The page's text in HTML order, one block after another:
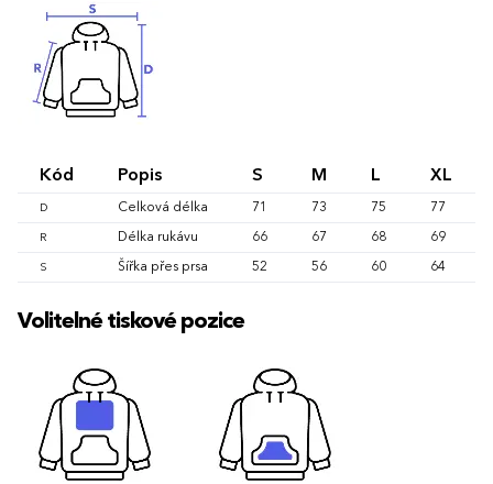
Kód Popis S M L XL
D Celková délka 71 73 75 77
R Délka rukávu 66 67 68 69
S Šířka přes prsa 52 56 60 64
Volitelné tiskové pozice